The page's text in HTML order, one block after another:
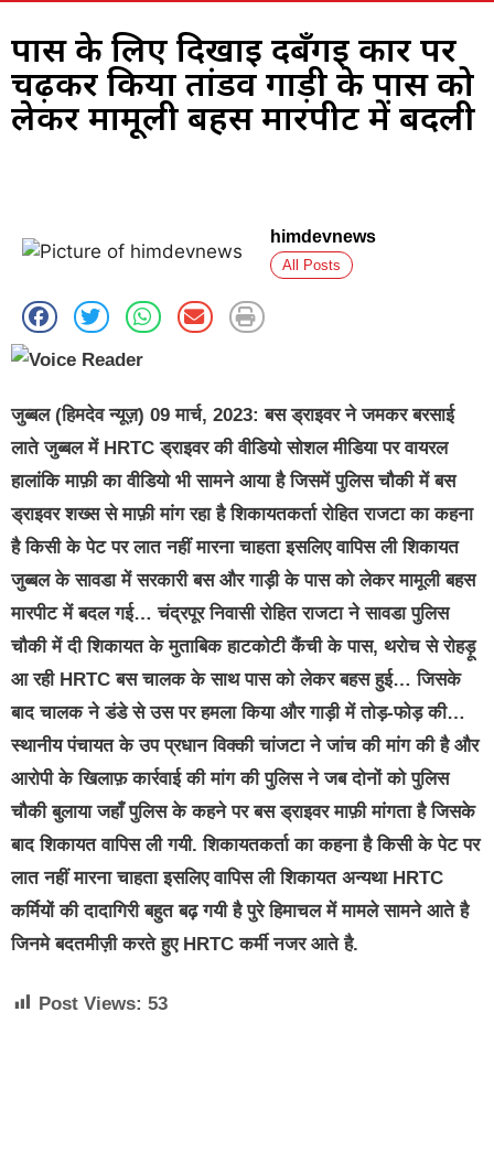
पास के लिए दिखाई दबँगई कार पर
चढ़कर किया तांडव गाड़ी के पास को
लेकर मामूली बहस मारपीट में बदली
himdevnews
All Posts
जुब्बल (हिमदेव न्यूज़) 09 मार्च, 2023: बस ड्राइवर ने जमकर बरसाई
लाते जुब्बल में HRTC ड्राइवर की वीडियो सोशल मीडिया पर वायरल
हालांकि माफ़ी का वीडियो भी सामने आया है जिसमें पुलिस चौकी में बस
ड्राइवर शख्स से माफ़ी मांग रहा है शिकायतकर्ता रोहित राजटा का कहना
है किसी के पेट पर लात नहीं मारना चाहता इसलिए वापिस ली शिकायत
जुब्बल के सावडा में सरकारी बस और गाड़ी के पास को लेकर मामूली बहस
मारपीट में बदल गई… चंद्रपूर निवासी रोहित राजटा ने सावडा पुलिस
चौकी में दी शिकायत के मुताबिक हाटकोटी कैंची के पास, थरोच से रोहड़ू
आ रही HRTC बस चालक के साथ पास को लेकर बहस हुई… जिसके
बाद चालक ने डंडे से उस पर हमला किया और गाड़ी में तोड़-फोड़ की…
स्थानीय पंचायत के उप प्रधान विक्की चांजटा ने जांच की मांग की है और
आरोपी के खिलाफ़ कार्रवाई की मांग की पुलिस ने जब दोनों को पुलिस
चौकी बुलाया जहाँ पुलिस के कहने पर बस ड्राइवर माफ़ी मांगता है जिसके
बाद शिकायत वापिस ली गयी. शिकायतकर्ता का कहना है किसी के पेट पर
लात नहीं मारना चाहता इसलिए वापिस ली शिकायत अन्यथा HRTC
कर्मियों की दादागिरी बहुत बढ़ गयी है पुरे हिमाचल में मामले सामने आते है
जिनमे बदतमीज़ी करते हुए HRTC कर्मी नजर आते है.
Post Views: 53